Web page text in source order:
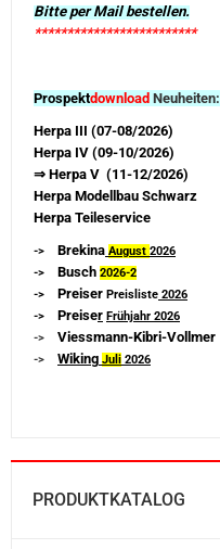
Bitte per Mail bestellen.
*************************
Prospektdownload Neuheiten:
Herpa III (07-08/2026)
Herpa IV (09-10/2026)
⇒ Herpa V (11-12/2026)
Herpa Modellbau Schwarz
Herpa Teileservice
-> Brekina August 2026
-> Busch 2026-2
-> Preiser Preisliste 2026
-> Preiser Frühjahr 2026
-> Viessmann-Kibri-Vollmer
-> Wiking Juli 2026
PRODUKTKATALOG